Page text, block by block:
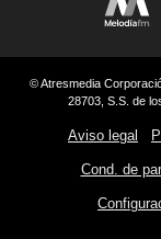
© Atresmedia
28703, S.S. de
Aviso legal
Cond. de